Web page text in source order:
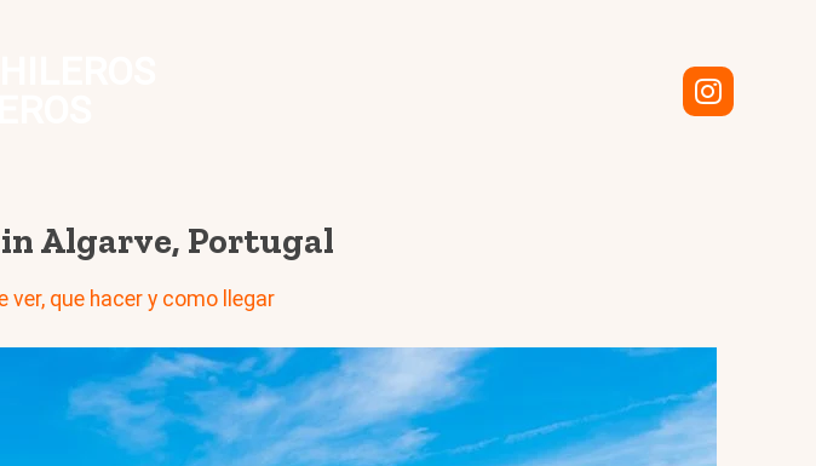
Algarve, Portugal
ver, que hacer y como llegar